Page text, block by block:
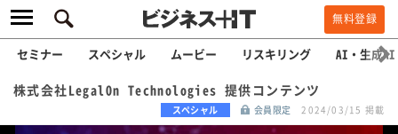
無料登録
セミナー スペシャル ムービー リスキリング AI・生成AI
株式会社LegalOn Technologies 提供コンテンツ
スペシャル 会員限定 2024/03/15 掲載